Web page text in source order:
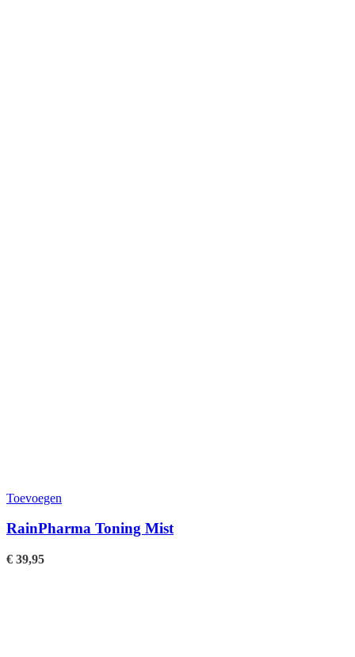
Toevoegen
RainPharma Toning Mist
€ 39,95